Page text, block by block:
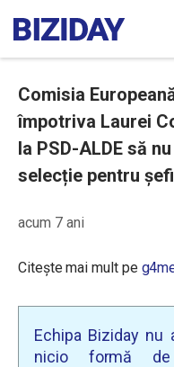
Comisia
împotriva Laurei
la PSD-ALDE să
selecție pentru
acum 7 ani
Citește mai mult pe
Echipa Biziday
nicio formă